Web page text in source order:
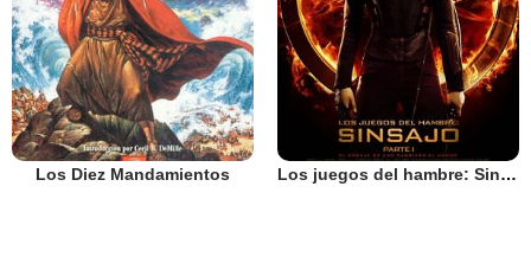
Los Diez Mandamientos Los juegos del hambre: Sinsajo - Parte 1